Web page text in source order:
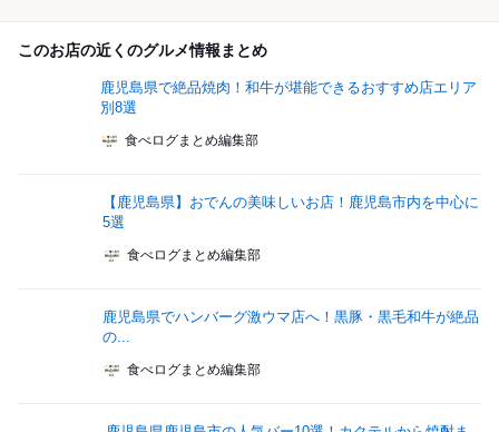
このお店の近くのグルメ情報まとめ
鹿児島県で絶品焼肉！和牛が堪能できるおすすめ店エリア
別8選
食べログまとめ編集部
【鹿児島県】おでんの美味しいお店！鹿児島市内を中心に
5選
食べログまとめ編集部
鹿児島県でハンバーグ激ウマ店へ！黒豚・黒毛和牛が絶品
の...
食べログまとめ編集部